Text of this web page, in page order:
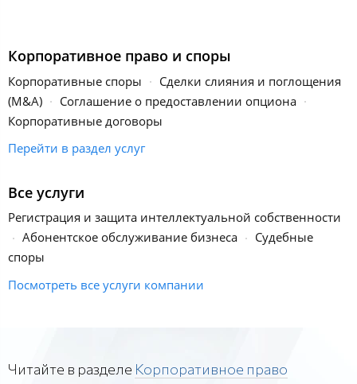
Корпоративное право и споры
Корпоративные споры
Сделки слияния и поглощения
(M&A)
Соглашение о предоставлении опциона
Корпоративные договоры
Перейти в раздел услуг
Все услуги
Регистрация и защита интеллектуальной собственности
Абонентское обслуживание бизнеса
Судебные
споры
Посмотреть все услуги компании
Читайте в разделе Корпоративное право